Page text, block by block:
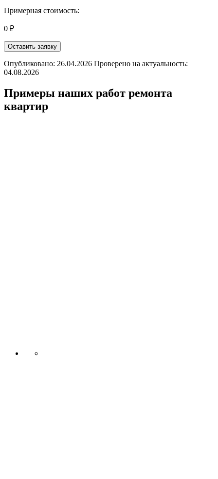
Примерная стоимость:
0 ₽
Оставить заявку
Опубликовано: 26.04.2026 Проверено на актуальность:
04.08.2026
Примеры наших работ ремонта
квартир